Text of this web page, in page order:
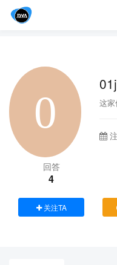
这家
回答
4
关注TA